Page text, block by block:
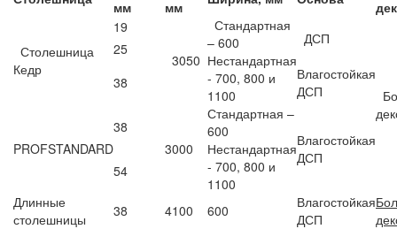
мм
мм
Столешница
Кедр
19
3050
Стандартная
– 600
Нестандартная
- 700, 800 и
1100
ДСП
25
38
Влагостойкая
ДСП
PROFSTANDARD
38
3000
Стандартная –
600
Нестандартная
- 700, 800 и
1100
Влагостойкая
ДСП
54
Длинные
столешницы
38 4100 600
Влагостойкая
ДСП